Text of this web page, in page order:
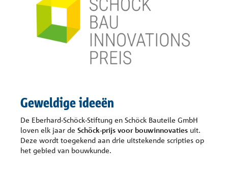
Geweldige ideeën
De Eberhard-Schöck-Stiftung en Schöck Bauteile GmbH
loven elk jaar de Schöck-prijs voor bouwinnovaties uit.
Deze wordt toegekend aan drie uitstekende scripties op
het gebied van bouwkunde.